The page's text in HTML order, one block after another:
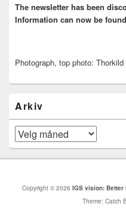
The newsletter has been
Information can now be
Photograph, top photo:
Arkiv
Arkiv
Copyright © 2026 IGS vision:
Theme: Catch